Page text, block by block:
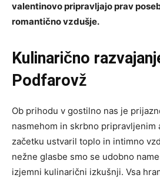
valentinovo pripravljajo prav
romantično vzdušje.
Kulinarično
Podfarovž
Ob prihodu v gostilno nas je
nasmehom in skrbno pripravljenim
začetku ustvaril toplo in intimno
nežne glasbe smo se udobno
izjemni kulinarični izkušnji. Vsa